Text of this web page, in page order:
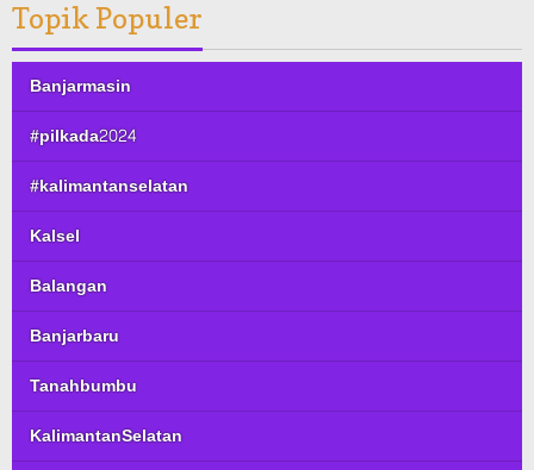
Topik Populer
Banjarmasin
#pilkada2024
#kalimantanselatan
Kalsel
Balangan
Banjarbaru
Tanahbumbu
KalimantanSelatan